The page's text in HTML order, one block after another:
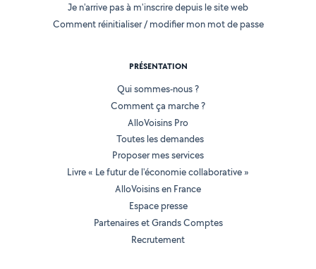
Je n'arrive pas à m'inscrire depuis le site web
Comment réinitialiser / modifier mon mot de passe
PRÉSENTATION
Qui sommes-nous ?
Comment ça marche ?
AlloVoisins Pro
Toutes les demandes
Proposer mes services
Livre « Le futur de l'économie collaborative »
AlloVoisins en France
Espace presse
Partenaires et Grands Comptes
Recrutement